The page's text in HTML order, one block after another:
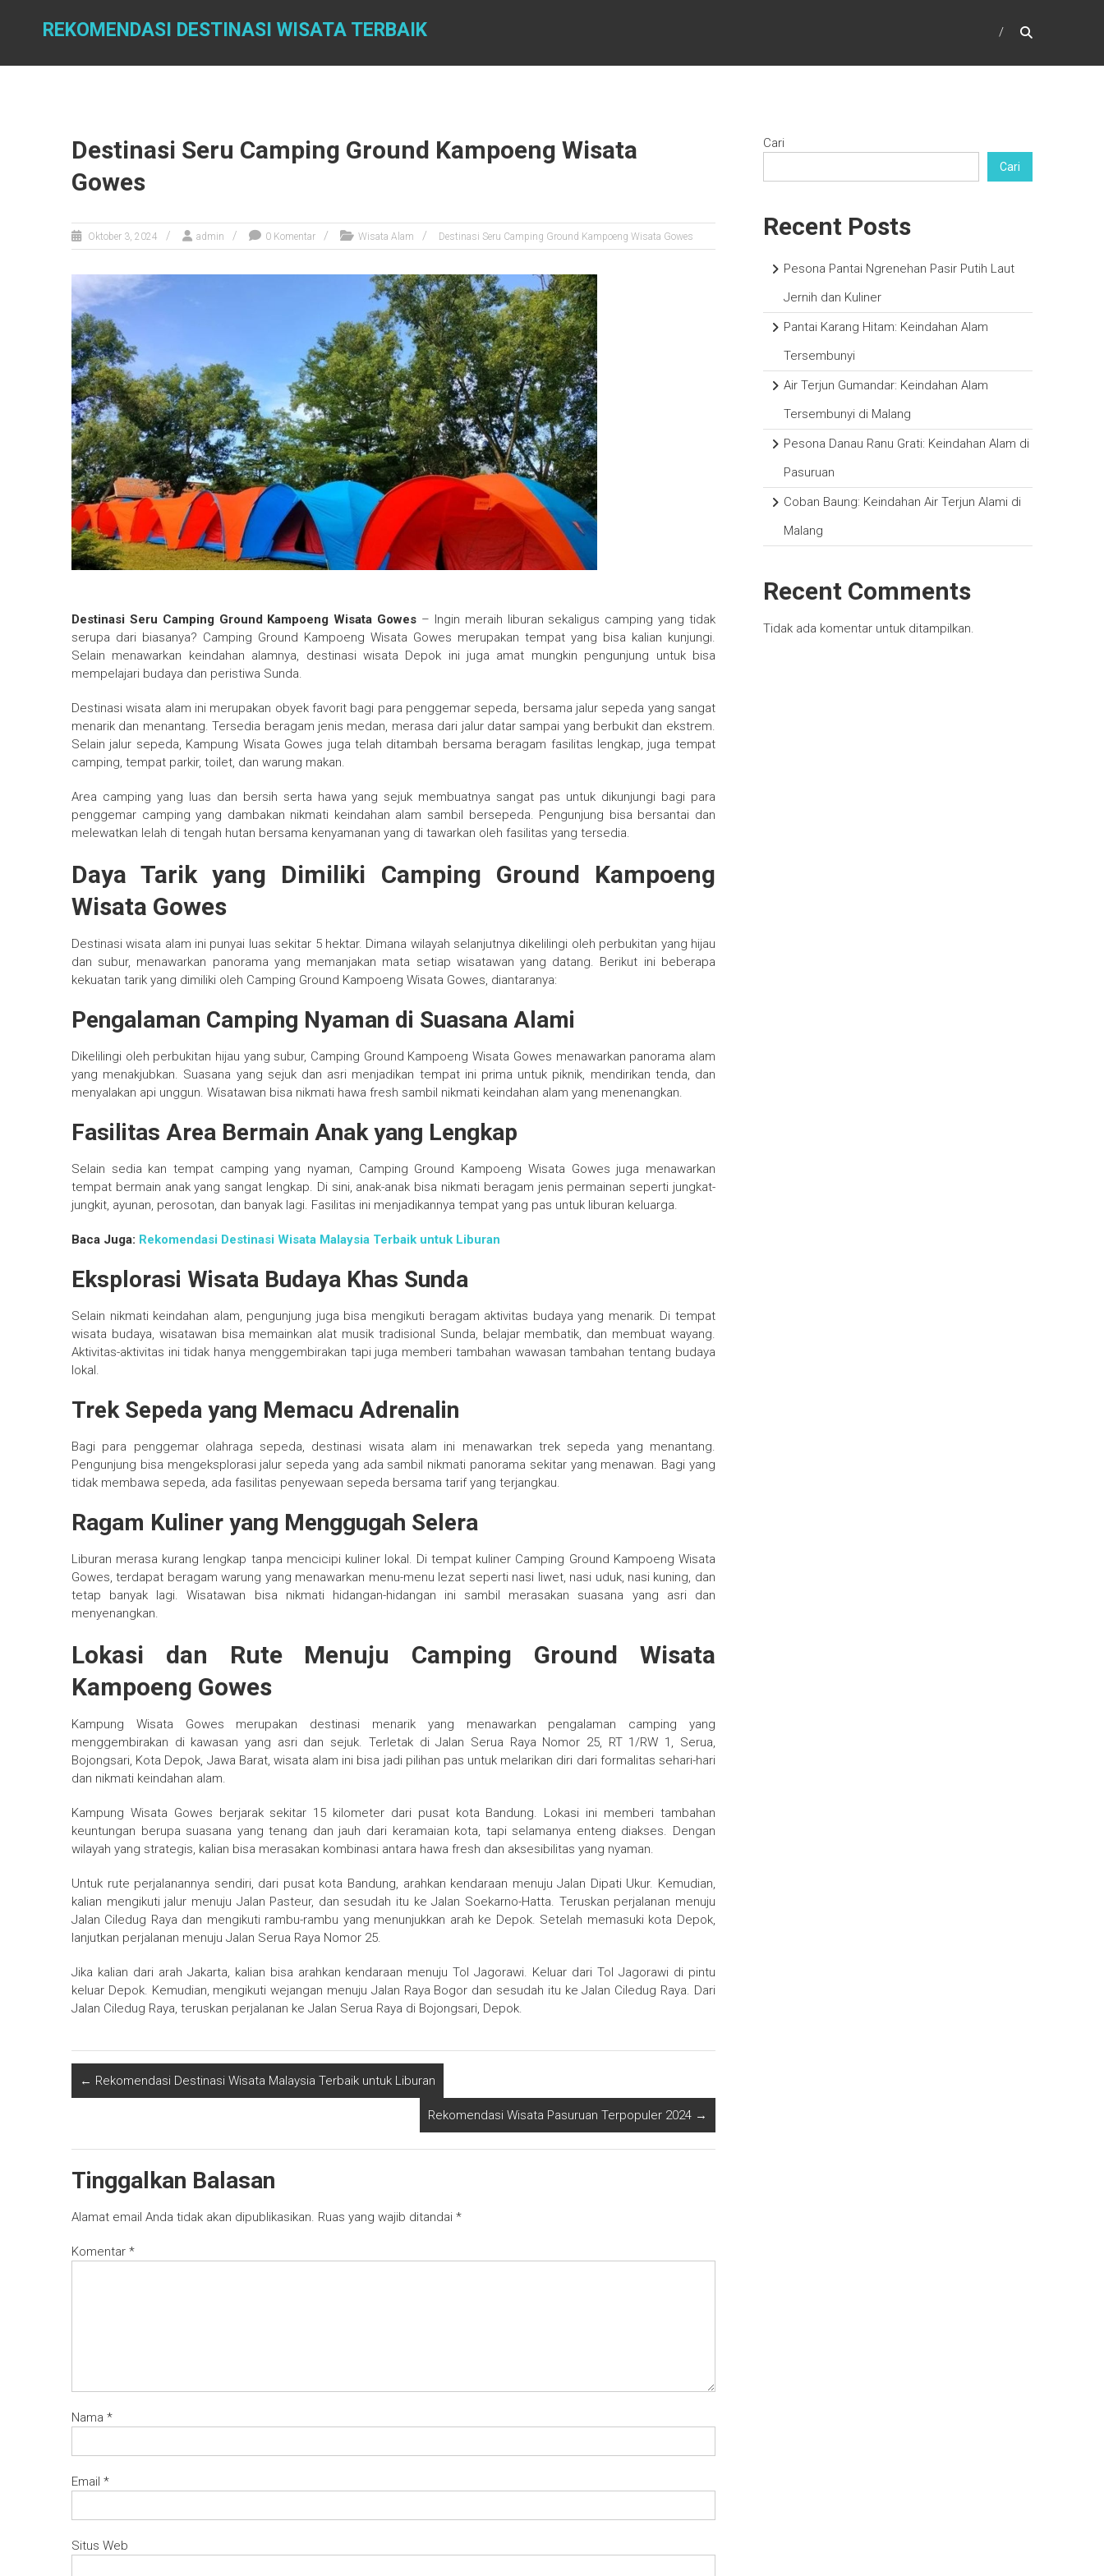
REKOMENDASI DESTINASI WISATA TERBAIK
Destinasi Seru Camping Ground Kampoeng Wisata
Gowes
Oktober 3, 2024 admin 0 Komentar Wisata Alam Destinasi Seru Camping Ground Kampoeng Wisata Gowes
Destinasi Seru Camping Ground Kampoeng Wisata Gowes – Ingin meraih liburan sekaligus camping yang tidak
serupa dari biasanya? Camping Ground Kampoeng Wisata Gowes merupakan tempat yang bisa kalian kunjungi.
Selain menawarkan keindahan alamnya, destinasi wisata Depok ini juga amat mungkin pengunjung untuk bisa
mempelajari budaya dan peristiwa Sunda.
Destinasi wisata alam ini merupakan obyek favorit bagi para penggemar sepeda, bersama jalur sepeda yang sangat
menarik dan menantang. Tersedia beragam jenis medan, merasa dari jalur datar sampai yang berbukit dan ekstrem.
Selain jalur sepeda, Kampung Wisata Gowes juga telah ditambah bersama beragam fasilitas lengkap, juga tempat
camping, tempat parkir, toilet, dan warung makan.
Area camping yang luas dan bersih serta hawa yang sejuk membuatnya sangat pas untuk dikunjungi bagi para
penggemar camping yang dambakan nikmati keindahan alam sambil bersepeda. Pengunjung bisa bersantai dan
melewatkan lelah di tengah hutan bersama kenyamanan yang di tawarkan oleh fasilitas yang tersedia.
Daya Tarik yang Dimiliki Camping Ground Kampoeng
Wisata Gowes
Destinasi wisata alam ini punyai luas sekitar 5 hektar. Dimana wilayah selanjutnya dikelilingi oleh perbukitan yang hijau
dan subur, menawarkan panorama yang memanjakan mata setiap wisatawan yang datang. Berikut ini beberapa
kekuatan tarik yang dimiliki oleh Camping Ground Kampoeng Wisata Gowes, diantaranya:
Pengalaman Camping Nyaman di Suasana Alami
Dikelilingi oleh perbukitan hijau yang subur, Camping Ground Kampoeng Wisata Gowes menawarkan panorama alam
yang menakjubkan. Suasana yang sejuk dan asri menjadikan tempat ini prima untuk piknik, mendirikan tenda, dan
menyalakan api unggun. Wisatawan bisa nikmati hawa fresh sambil nikmati keindahan alam yang menenangkan.
Fasilitas Area Bermain Anak yang Lengkap
Selain sedia kan tempat camping yang nyaman, Camping Ground Kampoeng Wisata Gowes juga menawarkan
tempat bermain anak yang sangat lengkap. Di sini, anak-anak bisa nikmati beragam jenis permainan seperti jungkat-
jungkit, ayunan, perosotan, dan banyak lagi. Fasilitas ini menjadikannya tempat yang pas untuk liburan keluarga.
Baca Juga: Rekomendasi Destinasi Wisata Malaysia Terbaik untuk Liburan
Eksplorasi Wisata Budaya Khas Sunda
Selain nikmati keindahan alam, pengunjung juga bisa mengikuti beragam aktivitas budaya yang menarik. Di tempat
wisata budaya, wisatawan bisa memainkan alat musik tradisional Sunda, belajar membatik, dan membuat wayang.
Aktivitas-aktivitas ini tidak hanya menggembirakan tapi juga memberi tambahan wawasan tambahan tentang budaya
lokal.
Trek Sepeda yang Memacu Adrenalin
Bagi para penggemar olahraga sepeda, destinasi wisata alam ini menawarkan trek sepeda yang menantang.
Pengunjung bisa mengeksplorasi jalur sepeda yang ada sambil nikmati panorama sekitar yang menawan. Bagi yang
tidak membawa sepeda, ada fasilitas penyewaan sepeda bersama tarif yang terjangkau.
Ragam Kuliner yang Menggugah Selera
Liburan merasa kurang lengkap tanpa mencicipi kuliner lokal. Di tempat kuliner Camping Ground Kampoeng Wisata
Gowes, terdapat beragam warung yang menawarkan menu-menu lezat seperti nasi liwet, nasi uduk, nasi kuning, dan
tetap banyak lagi. Wisatawan bisa nikmati hidangan-hidangan ini sambil merasakan suasana yang asri dan
menyenangkan.
Lokasi dan Rute Menuju Camping Ground Wisata
Kampoeng Gowes
Kampung Wisata Gowes merupakan destinasi menarik yang menawarkan pengalaman camping yang
menggembirakan di kawasan yang asri dan sejuk. Terletak di Jalan Serua Raya Nomor 25, RT 1/RW 1, Serua,
Bojongsari, Kota Depok, Jawa Barat, wisata alam ini bisa jadi pilihan pas untuk melarikan diri dari formalitas sehari-hari
dan nikmati keindahan alam.
Kampung Wisata Gowes berjarak sekitar 15 kilometer dari pusat kota Bandung. Lokasi ini memberi tambahan
keuntungan berupa suasana yang tenang dan jauh dari keramaian kota, tapi selamanya enteng diakses. Dengan
wilayah yang strategis, kalian bisa merasakan kombinasi antara hawa fresh dan aksesibilitas yang nyaman.
Untuk rute perjalanannya sendiri, dari pusat kota Bandung, arahkan kendaraan menuju Jalan Dipati Ukur. Kemudian,
kalian mengikuti jalur menuju Jalan Pasteur, dan sesudah itu ke Jalan Soekarno-Hatta. Teruskan perjalanan menuju
Jalan Ciledug Raya dan mengikuti rambu-rambu yang menunjukkan arah ke Depok. Setelah memasuki kota Depok,
lanjutkan perjalanan menuju Jalan Serua Raya Nomor 25.
Jika kalian dari arah Jakarta, kalian bisa arahkan kendaraan menuju Tol Jagorawi. Keluar dari Tol Jagorawi di pintu
keluar Depok. Kemudian, mengikuti wejangan menuju Jalan Raya Bogor dan sesudah itu ke Jalan Ciledug Raya. Dari
Jalan Ciledug Raya, teruskan perjalanan ke Jalan Serua Raya di Bojongsari, Depok.
← Rekomendasi Destinasi Wisata Malaysia Terbaik untuk Liburan
Rekomendasi Wisata Pasuruan Terpopuler 2024 →
Tinggalkan Balasan
Alamat email Anda tidak akan dipublikasikan. Ruas yang wajib ditandai *
Komentar *
Nama *
Email *
Situs Web
Cari
Cari
Recent Posts
Pesona Pantai Ngrenehan Pasir Putih Laut
Jernih dan Kuliner
Pantai Karang Hitam: Keindahan Alam
Tersembunyi
Air Terjun Gumandar: Keindahan Alam
Tersembunyi di Malang
Pesona Danau Ranu Grati: Keindahan Alam di
Pasuruan
Coban Baung: Keindahan Air Terjun Alami di
Malang
Recent Comments
Tidak ada komentar untuk ditampilkan.